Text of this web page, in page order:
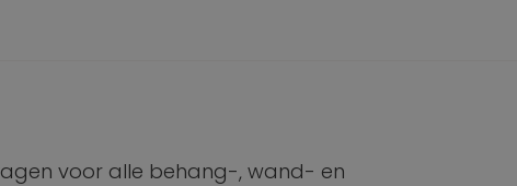
voor alle behang-, wand- en